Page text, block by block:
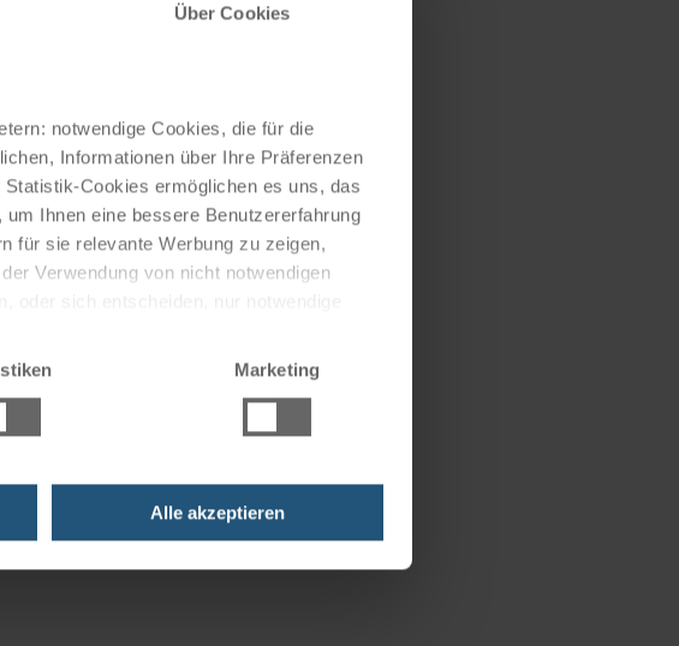
Über Cookies
notwendige Cookies, die für die
Informationen über Ihre Präferenzen
Cookies ermöglichen es uns, das
Ihnen eine bessere Benutzererfahrung
für sie relevante Werbung zu zeigen,
Verwendung von nicht notwendigen
Marketing
Alle akzeptieren